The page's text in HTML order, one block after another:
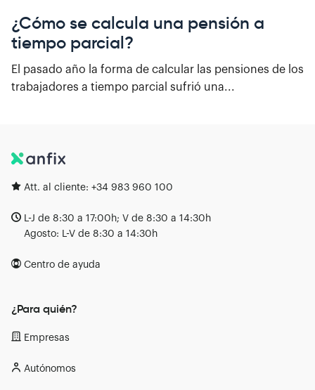
¿Cómo se calcula una pensión a
tiempo parcial?
El pasado año la forma de calcular las pensiones de los
trabajadores a tiempo parcial sufrió una...
Att. al cliente: +34 983 960 100
L-J de 8:30 a 17:00h; V de 8:30 a 14:30h
Agosto: L-V de 8:30 a 14:30h
Centro de ayuda
¿Para quién?
Empresas
Autónomos